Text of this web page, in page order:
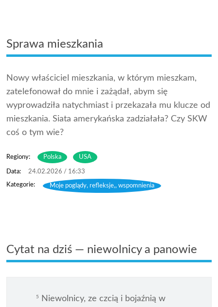
Sprawa mieszkania
Nowy właściciel mieszkania, w którym mieszkam,
zatelefonował do mnie i zażądał, abym się
wyprowadziła natychmiast i przekazała mu klucze od
mieszkania. Siata amerykańska zadziałała? Czy SKW
coś o tym wie?
Regiony: Polska USA
24.02.2026 / 16:33
Moje poglądy, refleksje,, wspomnienia
Cytat na dziś — niewolnicy a panowie
5
Niewolnicy, ze czcią i bojaźnią w